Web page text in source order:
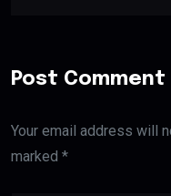
Post Comment
Your email address will
marked *